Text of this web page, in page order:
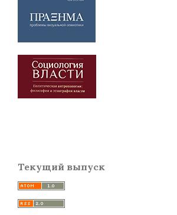
Текущий выпуск